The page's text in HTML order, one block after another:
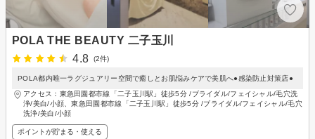
POLA THE BEAUTY 二子玉川
4.8
(2件)
POLA都内唯一ラグジュアリー空間で癒しとお肌悩みケアで美肌へ●感染防止対策店●
アクセス：東急田園都市線「二子玉川駅」徒歩5分 /ブライダル/フェイシャル/毛穴洗
浄/美白/小顔、東急田園都市線「二子玉川駅」徒歩5分 /ブライダル/フェイシャル/毛穴
洗浄/美白/小顔
ポイントが貯まる・使える